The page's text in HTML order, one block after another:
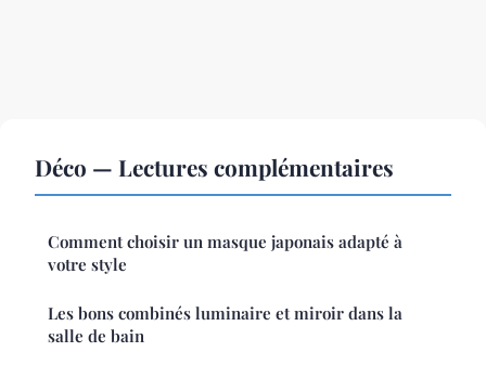
Déco — Lectures complémentaires
Comment choisir un masque japonais adapté à
votre style
Les bons combinés luminaire et miroir dans la
salle de bain